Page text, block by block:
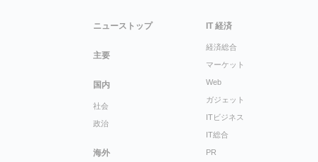
ニューストップ
主要
国内
社会
政治
海外
IT 経済
経済総合
マーケット
Web
ガジェット
ITビジネス
IT総合
PR